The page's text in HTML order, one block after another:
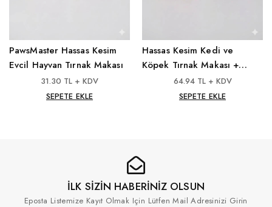
PawsMaster Hassas Kesim
Evcil Hayvan Tırnak Makası
31.30 TL + KDV
SEPETE EKLE
Hassas Kesim Kedi ve
Köpek Tırnak Makası +
Törpü Seti64.94 TL + KDV
SEPETE EKLE
İLK SİZİN HABERİNİZ OLSUN
Eposta Listemize Kayıt Olmak Için Lütfen Mail Adresinizi Girin